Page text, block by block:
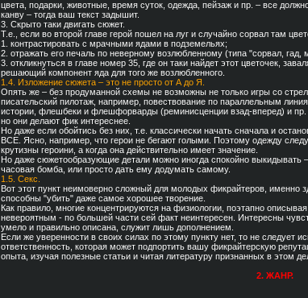
цвета, подарки, животные, время суток, одежда, пейзаж и пр. – все
канву – тогда ваш текст задышит.
3. Скрыто таки двигать сюжет.
Т.е., если во второй главе герой пошел на луг и случайно сорвал там
1. контрастировать с мрачными ядами в подземельях;
2. отражать его печаль по неверному возлюбленному (типа "сорвал, гад,
3. откликнуться в главе номер 35, где он таки найдет этот цветочек,
решающий компонент яда для того же возлюбленного.
1.4. Изложение сюжета – это не просто от А до Я.
Опять же – без продуманной схемы не возможны не только игры со
писательский пилотаж, например, повествование по параллельным
истории, флешбеки и флешфорварды (реминисценции взад-вперед) и
но они делают фик интереснее.
Но даже если обойтись без них, т.е. классически начать сначала и
ВСЕ. Ясно, например, что герои не бегают голыми. Поэтому одежду
крутизны героини, а когда она действительно имеет значение.
Но даже сюжетообразующие детали можно иногда спокойно выкидывать
часовая бомба, или просто дать ему додумать самому.
1.5. Секс.
Вот этот пункт неимоверно сложный для молодых фикрайтеров, именно
способны "убить" даже самое хорошее творение.
Как правило, многие концентрируются на физиологии, поэтапно
невероятным - по большей части сей факт неинтересен. Интересны
умело и правильно описана, служит лишь дополнением.
Если же уверенности в своих силах по этому пункту нет, то не следует
ответственность, которая может подпортить вашу фикрайтерскую
опыта, изучая полезные статьи и читая литературу признанных в этом
2. ЖАНР.